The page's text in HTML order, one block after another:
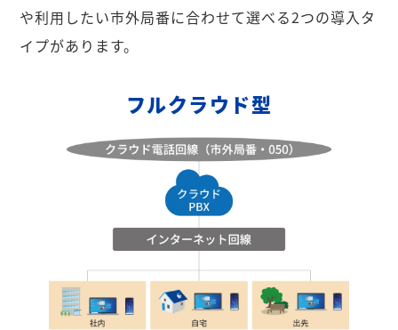
や利用したい市外局番に合わせて選べる2つの導入タ
イプがあります。
フルクラウド型